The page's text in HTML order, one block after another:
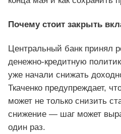
Почему стоит закрыть
Центральный банк принял
денежно-кредитную
уже начали снижать
Ткаченко предупреждает,
может не только снизить
снижение — шаг может
один раз.